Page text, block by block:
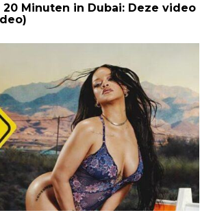
20 Minuten in Dubai: Deze video